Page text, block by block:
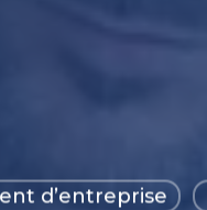
d’entreprise